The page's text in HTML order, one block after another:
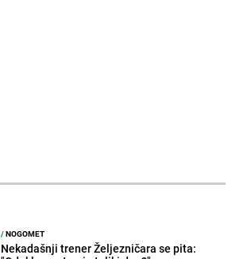
/NOGOMET
Nekadašnji trener Željezničara se pita: